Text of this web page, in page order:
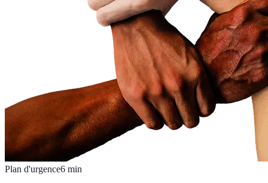
Plan d'urgence6 min